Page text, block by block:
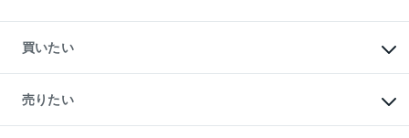
買いたい
新築・分譲マンションの購入
中古マンションの購入
一戸建ての購入
売りたい